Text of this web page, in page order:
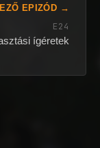
EPIZÓD →
E24
ígéretek